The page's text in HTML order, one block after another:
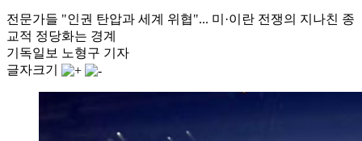
전문가들 "인권 탄압과 세계 위협"... 미·이란 전쟁의 지나친 종
교적 정당화는 경계
기독일보 노형구 기자
글자크기